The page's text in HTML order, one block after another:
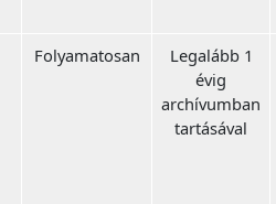
Folyamatosan
Legalább 1
évig
archívumban
tartásával